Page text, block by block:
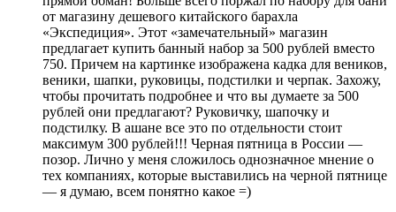
от магазину дешевого китайского барахла
«Экспедиция». Этот «замечательный» магазин
предлагает купить банный набор за 500 рублей вместо
750. Причем на картинке изображена кадка для веников,
веники, шапки, руковицы, подстилки и черпак. Захожу,
чтобы прочитать подробнее и что вы думаете за 500
рублей они предлагают? Руковичку, шапочку и
подстилку. В ашане все это по отдельности стоит
максимум 300 рублей!!! Черная пятница в России —
позор. Лично у меня сложилось однозначное мнение о
тех компаниях, которые выставились на черной пятнице
— я думаю, всем понятно какое =)